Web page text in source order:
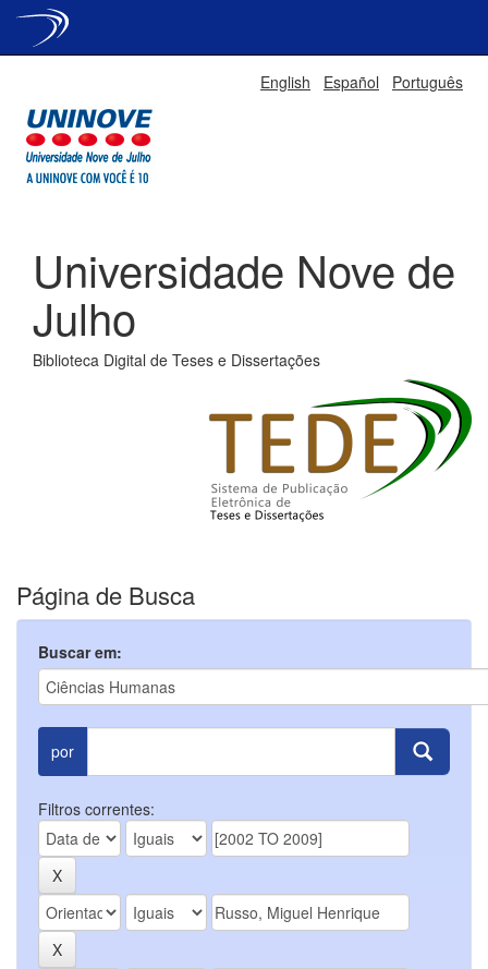
English Español Português
Universidade Nove de
Julho
Biblioteca Digital de Teses e Dissertações
Página de Busca
Buscar em:
por
Filtros correntes: